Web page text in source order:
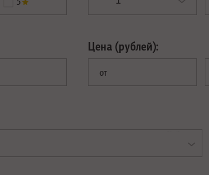
Цена (рублей):
от